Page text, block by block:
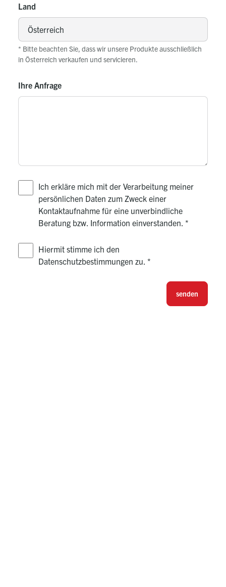
Land
* Bitte beachten Sie, dass wir unsere Produkte ausschließlich
in Österreich verkaufen und servicieren.
Ihre Anfrage
Ich erkläre mich mit der Verarbeitung meiner
persönlichen Daten zum Zweck einer
Kontaktaufnahme für eine unverbindliche
Beratung bzw. Information einverstanden. *
Hiermit stimme ich den
Datenschutzbestimmungen zu. *
senden